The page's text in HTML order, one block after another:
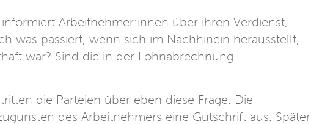
Arbeitnehmer:innen über ihren Verdienst,
was passiert, wenn sich im Nachhinein herausstellt,
war? Sind die in der Lohnabrechnung
die Parteien über eben diese Frage. Die
des Arbeitnehmers eine Gutschrift aus. Später